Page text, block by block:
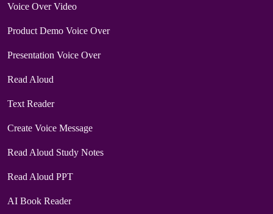
Voice Over Video
Product Demo Voice Over
Presentation Voice Over
Read Aloud
Text Reader
Create Voice Message
Read Aloud Study Notes
Read Aloud PPT
AI Book Reader